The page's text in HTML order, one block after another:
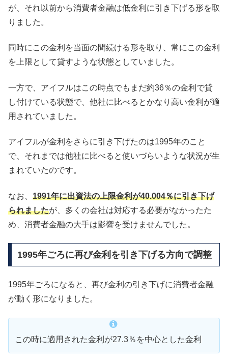
が、それ以前から消費者金融は低金利に引き下げる形を取
りました。
同時にこの金利を当面の間続ける形を取り、常にこの金利
を上限として貸すような状態としていました。
一方で、アイフルはこの時点でもまだ約36％の金利で貸
し付けている状態で、他社に比べるとかなり高い金利が適
用されていました。
アイフルが金利をさらに引き下げたのは1995年のこと
で、それまでは他社に比べると使いづらいような状況が生
まれていたのです。
なお、 1991年に出資法の上限金利が40.004％に引き下げ
られましたが、多くの会社は対応する必要がなかったた
め、消費者金融の大手は影響を受けませんでした。
1995年ごろに再び金利を引き下げる方向で調整
1995年ごろになると、再び金利の引き下げに消費者金融
が動く形になりました。
この時に適用された金利が27.3％を中心とした金利